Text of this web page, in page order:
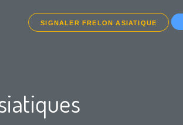
SIGNALER FRELON ASIATIQUE